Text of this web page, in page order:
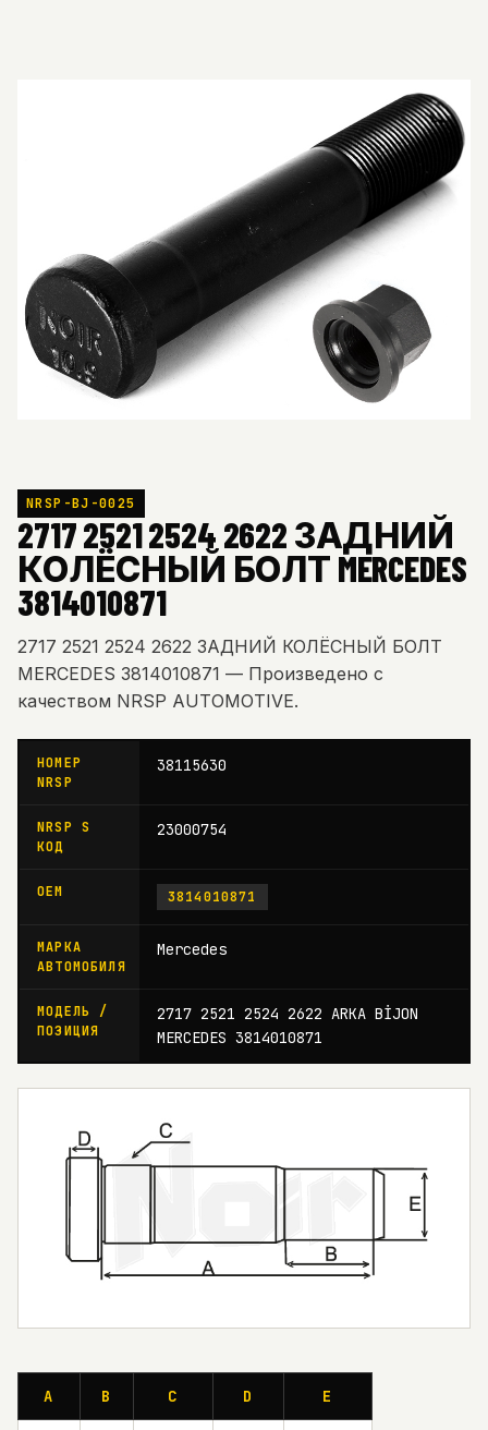
NRSP-BJ-0025
2717 2521 2524 2622 ЗАДНИЙ
КОЛЁСНЫЙ БОЛТ MERCEDES
3814010871
2717 2521 2524 2622 ЗАДНИЙ КОЛЁСНЫЙ БОЛТ
MERCEDES 3814010871 — Произведено с
качеством NRSP AUTOMOTIVE.
НОМЕР
NRSP
38115630
NRSP S
КОД
23000754
OEM 3814010871
МАРКА
АВТОМОБИЛЯ
Mercedes
МОДЕЛЬ /
ПОЗИЦИЯ
2717 2521 2524 2622 ARKA BİJON
MERCEDES 3814010871
A B C D E